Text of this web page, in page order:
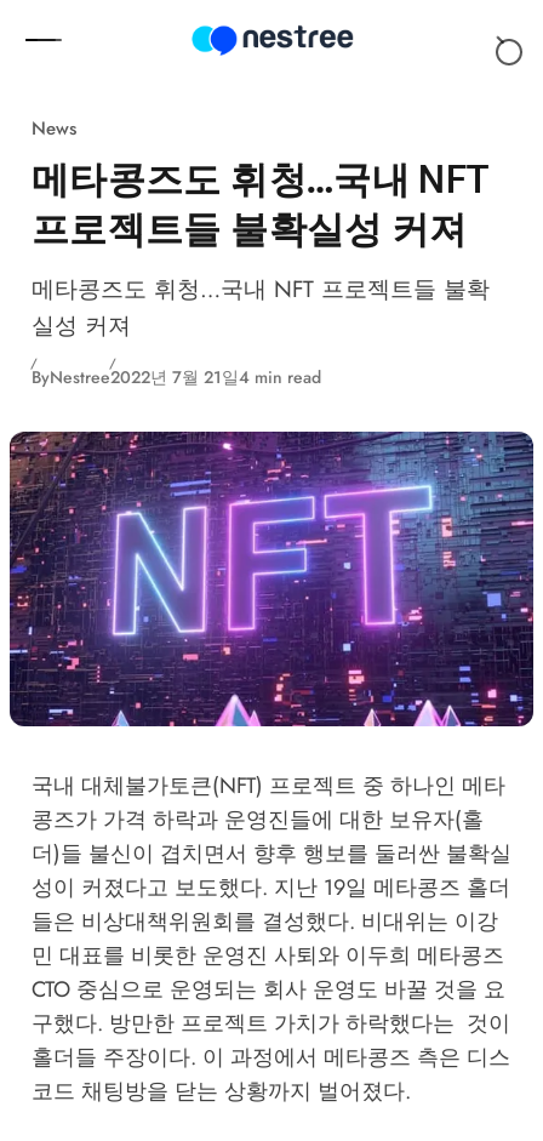
News
메타콩즈도 휘청…국내 NFT
프로젝트들 불확실성 커져
메타콩즈도 휘청…국내 NFT 프로젝트들 불확
실성 커져
ByNestree2022년 7월 21일4 min read
국내 대체불가토큰(NFT) 프로젝트 중 하나인 메타
콩즈가 가격 하락과 운영진들에 대한 보유자(홀
더)들 불신이 겹치면서 향후 행보를 둘러싼 불확실
성이 커졌다고 보도했다. 지난 19일 메타콩즈 홀더
들은 비상대책위원회를 결성했다. 비대위는 이강
민 대표를 비롯한 운영진 사퇴와 이두희 메타콩즈
CTO 중심으로 운영되는 회사 운영도 바꿀 것을 요
구했다. 방만한 프로젝트 가치가 하락했다는 것이
홀더들 주장이다. 이 과정에서 메타콩즈 측은 디스
코드 채팅방을 닫는 상황까지 벌어졌다.